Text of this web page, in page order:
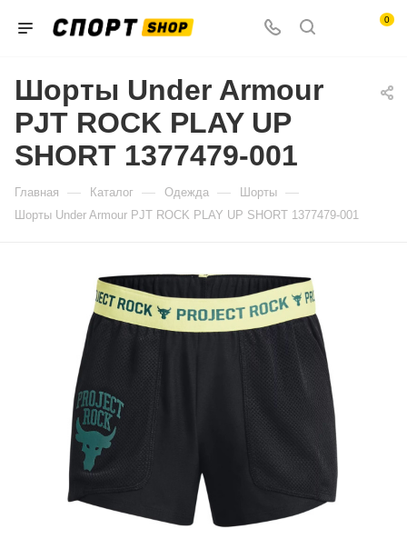
0
Шорты Under Armour
PJT ROCK PLAY UP
SHORT 1377479-001
Главная — Каталог — Одежда — Шорты —
Шорты Under Armour PJT ROCK PLAY UP SHORT 1377479-001